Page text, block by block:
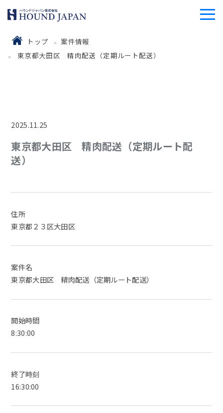
トップ
案件情報
東京都大田区 精肉配送（定期ルート配送）
2025.11.25
東京都大田区 精肉配送（定期ルート配
送）
住所
東京都２３区大田区
案件名
東京都大田区 精肉配送（定期ルート配送）
開始時間
8:30:00
終了時刻
16:30:00